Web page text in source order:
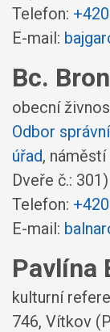
Telefon:
E-mail:
Bc.
obecní
Odbor
úřad,
Dveře č.: 301)
Telefon:
E-mail:
Pavlína
kulturní
746, Vítkov